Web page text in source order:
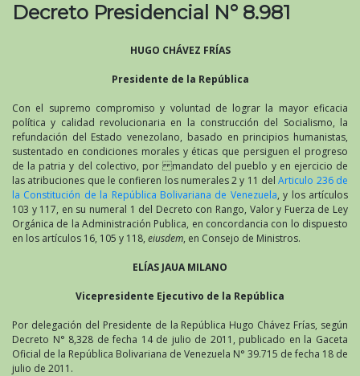
Decreto Presidencial N° 8.981
HUGO CHÁVEZ FRÍAS
Presidente de la República
Con el supremo compromiso y voluntad de lograr la mayor eficacia
política y calidad revolucionaria en la construcción del Socialismo, la
refundación del Estado venezolano, basado en principios humanistas,
sustentado en condiciones morales y éticas que persiguen el progreso
de la patria y del colectivo, por mandato del pueblo y en ejercicio de
las atribuciones que le confieren los numerales 2 y 11 delArticulo 236 de
la Constitución de la República Bolivariana de Venezuela, y los artículos
103 y 117, en su numeral 1 del Decreto con Rango, Valor y Fuerza de Ley
Orgánica de la Administración Publica, en concordancia con lo dispuesto
en los artículos 16, 105 y 118, eiusdem, en Consejo de Ministros.
ELÍAS JAUA MILANO
Vicepresidente Ejecutivo de la República
Por delegación del Presidente de la República Hugo Chávez Frías, según
Decreto N° 8,328 de fecha 14 de julio de 2011, publicado en la Gaceta
Oficial de la República Bolivariana de Venezuela N° 39.715 de fecha 18 de
julio de 2011.